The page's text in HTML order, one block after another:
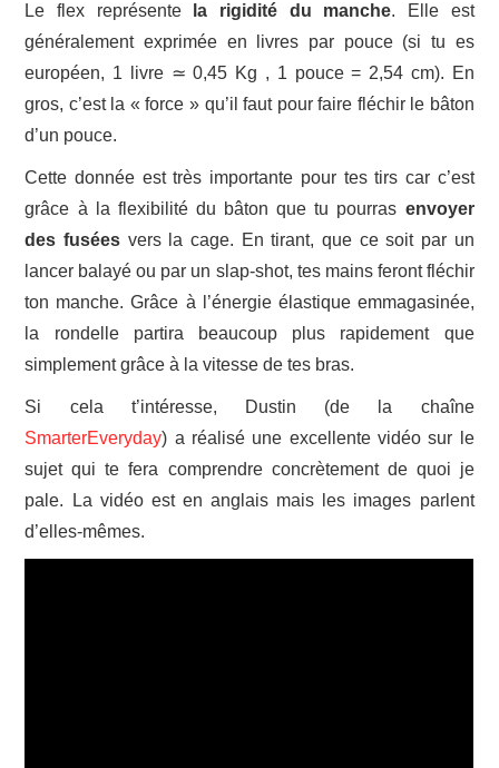
Le flex représente la rigidité du manche. Elle est
généralement exprimée en livres par pouce (si tu es
européen, 1 livre ≃ 0,45 Kg , 1 pouce = 2,54 cm). En
gros, c’est la « force » qu’il faut pour faire fléchir le bâton
d’un pouce.
Cette donnée est très importante pour tes tirs car c’est
grâce à la flexibilité du bâton que tu pourras envoyer
des fusées vers la cage. En tirant, que ce soit par un
lancer balayé ou par un slap-shot, tes mains feront fléchir
ton manche. Grâce à l’énergie élastique emmagasinée,
la rondelle partira beaucoup plus rapidement que
simplement grâce à la vitesse de tes bras.
Si cela t’intéresse, Dustin (de la chaîne
SmarterEveryday) a réalisé une excellente vidéo sur le
sujet qui te fera comprendre concrètement de quoi je
pale. La vidéo est en anglais mais les images parlent
d’elles-mêmes.